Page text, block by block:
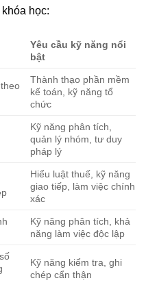
học:
Yêu cầu kỹ năng nổi
bật
Thành thạo phần mềm
kế toán, kỹ năng tổ
chức
Kỹ năng phân tích,
quản lý nhóm, tư duy
pháp lý
Hiểu luật thuế, kỹ năng
giao tiếp, làm việc chính
xác
Kỹ năng phân tích, khả
năng làm việc độc lập
Kỹ năng kiểm tra, ghi
chép cẩn thận